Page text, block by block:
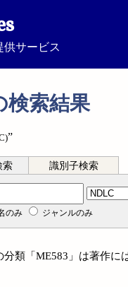
供サービス
検索結果
”
索 識別子検索
のみ ジャンルのみ
分類「ME583」は著作に